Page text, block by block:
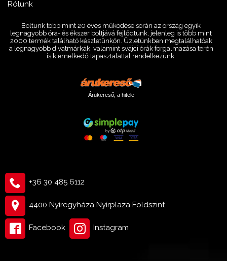
Rólunk
Boltunk több mint 20 éves működése során az ország egyik
legnagyobb óra- és ékszer boltjává fejlődtünk, jelenleg is több mint
2000 termék található készletünkön. Üzletünkben megtalálhatóak
a legnagyobb divatmárkák, valamint svájci órák forgalmazása terén
is kiemelkedő tapasztalattal rendelkezünk.
Árukereső, a hitele
+36 30 485 6112
4400 Nyíregyháza Nyírplaza Földszint
Facebook Instagram